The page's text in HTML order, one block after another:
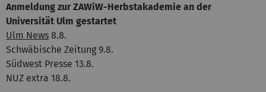
Anmeldung zur ZAWiW-Herbstakademie an der
Universität Ulm gestartet
Ulm News 8.8.
Schwäbische Zeitung 9.8.
Südwest Presse 13.8.
NUZ extra 18.8.